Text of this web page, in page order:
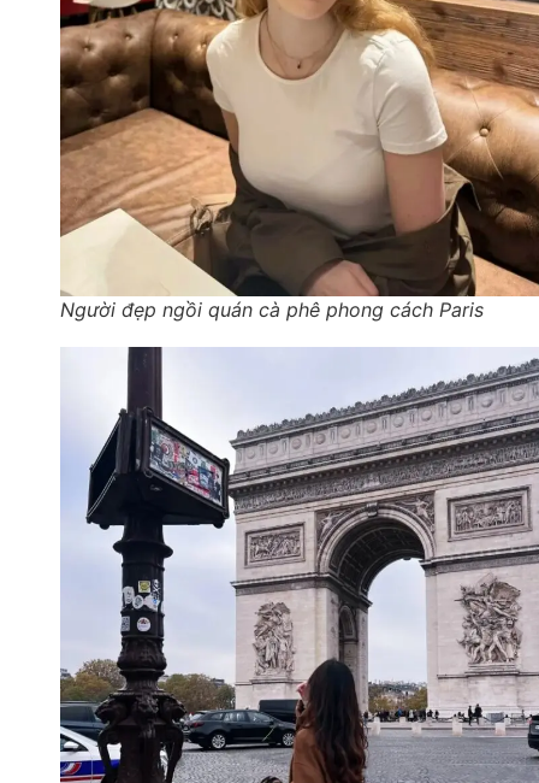
Người đẹp ngồi quán cà phê phong cách Paris